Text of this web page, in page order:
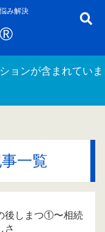
み解決
ョンが含まれていま
一覧
後しまつ①〜相続
さ